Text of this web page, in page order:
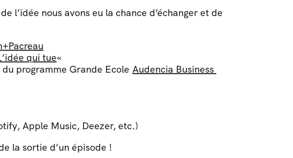
l’idée nous avons eu la chance d’échanger et de
qui tue«
programme Grande Ecole Audencia Business
Apple Music, Deezer, etc.)
la sortie d’un épisode !